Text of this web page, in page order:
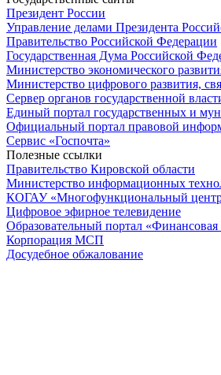
Президент России
Управление делами Президента
Правительство Российской Федерации
Государственная Дума Российской
Министерство экономического
Министерство цифрового развития,
Сервер органов государственной
Единый портал государственных и
Официальный портал правовой
Cервис «Госпочта»
Полезные ссылки
Правительство Кировской области
Министерство информационных
КОГАУ «Многофункциональный центр
Цифровое эфирное телевидение
Образовательный портал «Финансовая
Корпорация МСП
Досудебное обжалование